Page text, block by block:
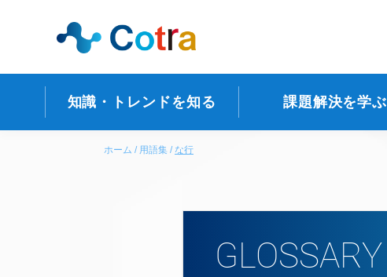
知識・トレンドを知る 課題解決を学ぶ
ホーム 用語集 な行
GLOSSARY